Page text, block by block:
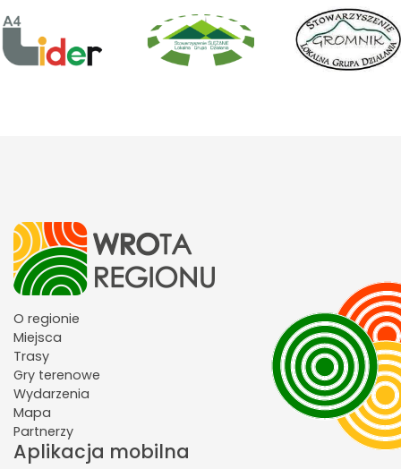
O regionie
Miejsca
Trasy
Gry terenowe
Wydarzenia
Mapa
Partnerzy
Aplikacja mobilna